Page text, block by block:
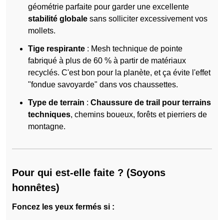
géométrie parfaite pour garder une excellente
stabilité globale sans solliciter excessivement vos
mollets.
Tige respirante : Mesh technique de pointe
fabriqué à plus de 60 % à partir de matériaux
recyclés. C'est bon pour la planète, et ça évite l'effet
"fondue savoyarde" dans vos chaussettes.
Type de terrain : Chaussure de trail pour terrains
techniques, chemins boueux, forêts et pierriers de
montagne.
Pour qui est-elle faite ? (Soyons
honnêtes)
Foncez les yeux fermés si :